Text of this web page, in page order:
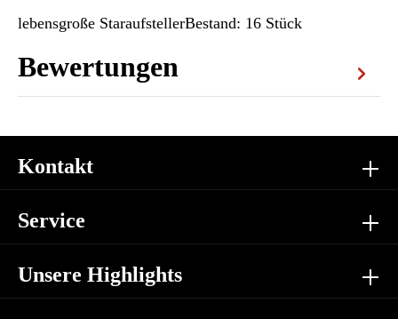
lebensgroße StaraufstellerBestand: 16 Stück
Bewertungen
Unsere Highlights
Kontakt
Service